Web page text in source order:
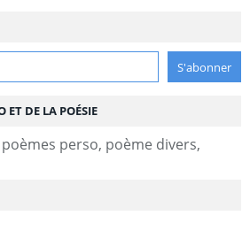
ET DE LA POÉSIE
perso, poème divers,